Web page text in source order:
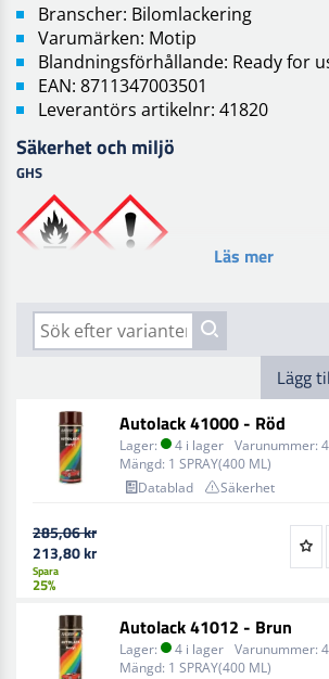
Branscher: Bilomlackering
Varumärken: Motip
Blandningsförhållande: Ready for
EAN: 8711347003501
Leverantörs artikelnr: 41820
Säkerhet och miljö
GHS
Läs mer
Lägg
Autolack 41000 - Röd
Lager: 4 i lager Varunummer:
Mängd: 1 SPRAY(400 ML)
Datablad
Säkerhet
285,06 kr
213,80 kr
Spara
25%
Autolack 41012 - Brun
Lager: 4 i lager Varunummer:
Mängd: 1 SPRAY(400 ML)